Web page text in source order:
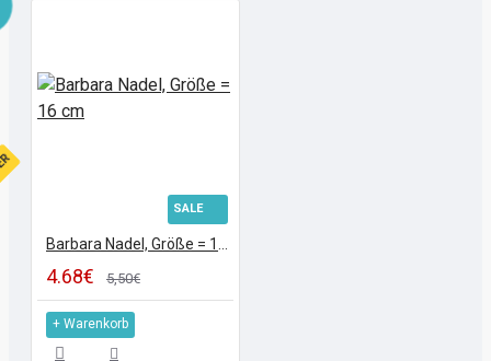
SALE
Barbara Nadel, Größe = 16 cm
4.68€ 5,50€
+ Warenkorb